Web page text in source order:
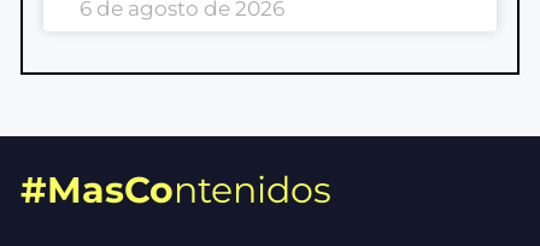
6 de agosto de 2026
#MasContenidos